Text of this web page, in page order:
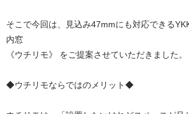
そこで今回は、見込み47mmにも対応できる
内窓
《ウチリモ》 をご提案させていただきました。
◆ウチリモならではのメリット◆